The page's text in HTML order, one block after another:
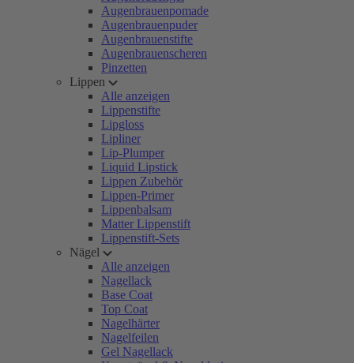
Augenbrauenpomade
Augenbrauenpuder
Augenbrauenstifte
Augenbrauenscheren
Pinzetten
Lippen
Alle anzeigen
Lippenstifte
Lipgloss
Lipliner
Lip-Plumper
Liquid Lipstick
Lippen Zubehör
Lippen-Primer
Lippenbalsam
Matter Lippenstift
Lippenstift-Sets
Nägel
Alle anzeigen
Nagellack
Base Coat
Top Coat
Nagelhärter
Nagelfeilen
Gel Nagellack